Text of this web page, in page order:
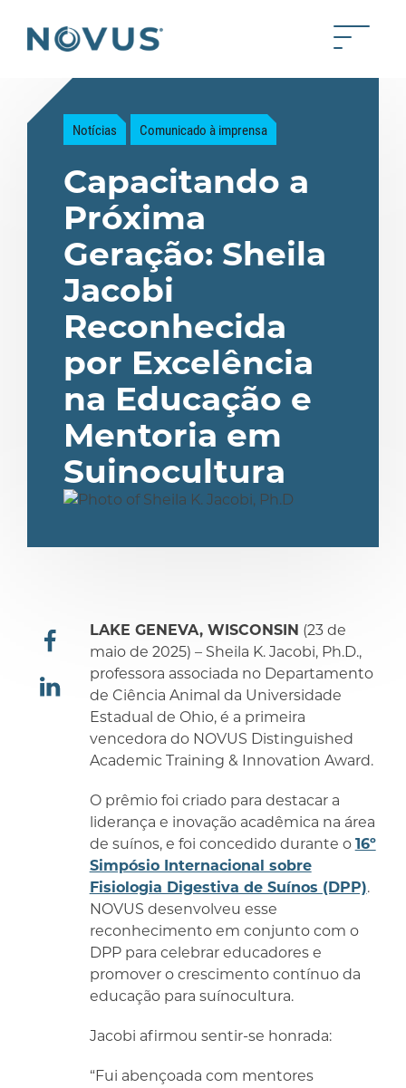
Back to home Toggle
Notícias Comunicado à imprensa
Capacitando a
Próxima
Geração: Sheila
Jacobi
Reconhecida
por Excelência
na Educação e
Mentoria em
Suinocultura
compartilhar
LAKE GENEVA, WISCONSIN (23 de
maio de 2025) – Sheila K. Jacobi, Ph.D.,
professora associada no Departamento
de Ciência Animal da Universidade
Estadual de Ohio, é a primeira
vencedora do NOVUS Distinguished
Academic Training & Innovation Award.
O prêmio foi criado para destacar a
liderança e inovação acadêmica na área
de suínos, e foi concedido durante o 16º
Simpósio Internacional sobre
Fisiologia Digestiva de Suínos (DPP).
NOVUS desenvolveu esse
reconhecimento em conjunto com o
DPP para celebrar educadores e
promover o crescimento contínuo da
educação para suínocultura.
Jacobi afirmou sentir-se honrada:
“Fui abençoada com mentores